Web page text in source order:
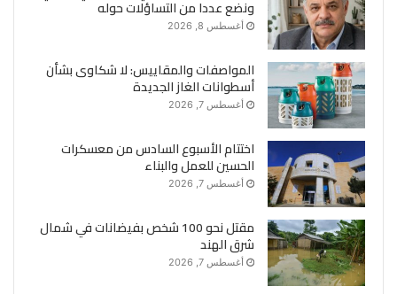
ونضع عددا من التساؤلات حوله
أغسطس 8, 2026
المواصفات والمقاييس: لا شكاوى بشأن
أسطوانات الغاز الجديدة
أغسطس 7, 2026
اختتام الأسبوع السادس من معسكرات
الحسين للعمل والبناء
أغسطس 7, 2026
مقتل نحو 100 شخص بفيضانات في شمال
شرق الهند
أغسطس 7, 2026